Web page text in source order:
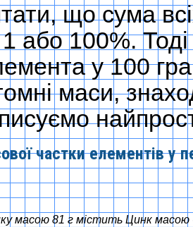
що сума
або 100%.
у 100
маси,
частки елементів у
масою 81 г містить Цинк масою